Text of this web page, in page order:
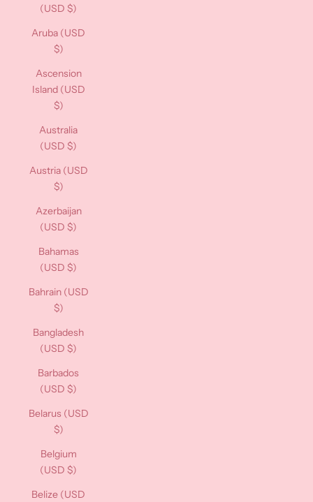
(USD $)
Aruba (USD
$)
Ascension
Island (USD
$)
Australia
(USD $)
Austria (USD
$)
Azerbaijan
(USD $)
Bahamas
(USD $)
Bahrain (USD
$)
Bangladesh
(USD $)
Barbados
(USD $)
Belarus (USD
$)
Belgium
(USD $)
Belize (USD